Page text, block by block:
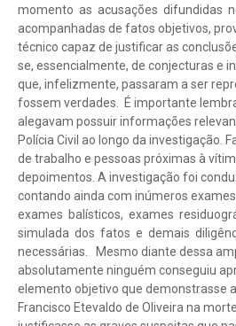
momento as acusações difundidas
acompanhadas de fatos objetivos,
técnico capaz de justificar as
se, essencialmente, de conjecturas e
que, infelizmente, passaram a ser
fossem verdades. É importante
alegavam possuir informações
Polícia Civil ao longo da investigação.
de trabalho e pessoas próximas à
depoimentos. A investigação foi
contando ainda com inúmeros
exames balísticos, exames
simulada dos fatos e demais
necessárias. Mesmo diante dessa
absolutamente ninguém conseguiu
elemento objetivo que demonstrasse
Francisco Etevaldo de Oliveira na